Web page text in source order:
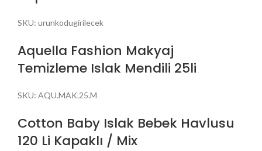
SKU: urunkodugirilecek
Aquella Fashion Makyaj
Temizleme Islak Mendili 25li
SKU: AQU.MAK.25.M
Cotton Baby Islak Bebek Havlusu
120 Li Kapaklı / Mix